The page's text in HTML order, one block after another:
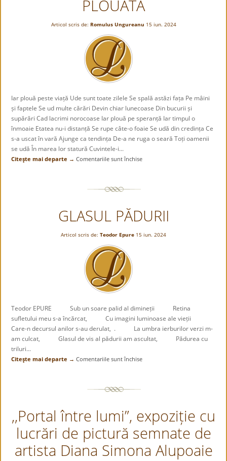
PLOUATĂ
Articol scris de: Romulus Ungureanu 15 iun. 2024
Iar plouă peste viață Ude sunt toate zilele Se spală astăzi fața Pe mâini
și faptele Se ud multe cărări Devin chiar lunecoase Din bucurii și
supărări Cad lacrimi norocoase Iar plouă pe speranță Iar timpul o
înmoaie Etatea nu-i distanță Se rupe câte-o foaie Se udă din credința Ce
s-a uscat în vară Ajunge ca tendința De-a ne ruga o seară Toți oamenii
se udă În marea lor statură Cuvintele-i...
Citeşte mai departe → Comentariile sunt închise
GLASUL PĂDURII
Articol scris de: Teodor Epure 15 iun. 2024
Teodor EPURE Sub un soare palid al dimineții Retina
sufletului meu s-a încărcat, Cu imagini luminoase ale vieții
Care-n decursul anilor s-au derulat, . La umbra ierburilor verzi m-
am culcat, Glasul de vis al pădurii am ascultat, Pădurea cu
triluri...
Citeşte mai departe → Comentariile sunt închise
,,Portal între lumi”, expoziție cu
lucrări de pictură semnate de
artista Diana Simona Alupoaie